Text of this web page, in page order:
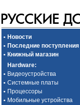
• Новости
• Последние поступления
• Книжный магазин
Hardware:
• Видеоустройства
• Системные платы
• Процессоры
• Мобильные устройства